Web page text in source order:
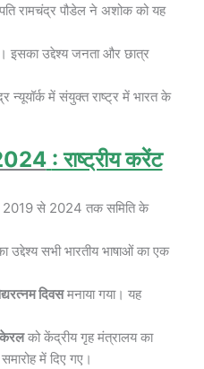
रामचंद्र पौडेल ने अशोक को यह
इसका उद्देश्य जनता और छात्र
न्यूयॉर्क में संयुक्त राष्ट्र में भारत के
: राष्ट्रीय करेंट
2019 से 2024 तक समिति के
सभी भारतीय भाषाओं का एक
दिवसमनाया गया। यह
केरलको केंद्रीय गृह मंत्रालय का
में दिए गए।